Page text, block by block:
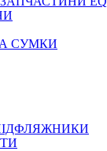
СУМКИ